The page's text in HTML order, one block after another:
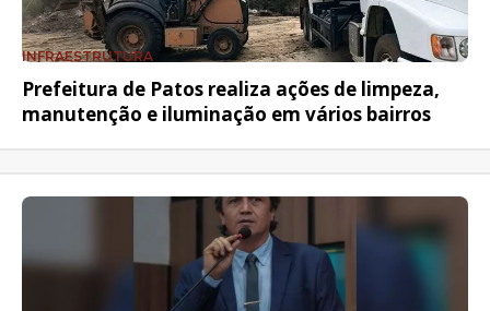
INFRAESTRUTURA
Prefeitura de Patos realiza ações de limpeza,
manutenção e iluminação em vários bairros